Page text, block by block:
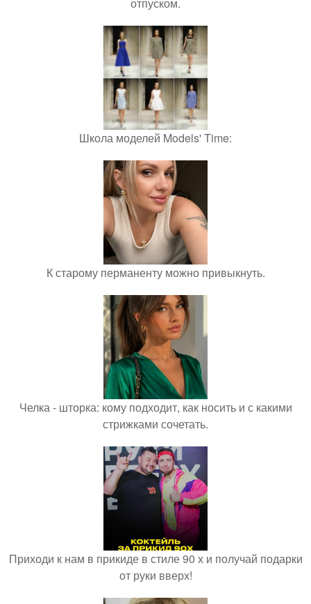
отпуском.
Школа моделей Models' Time:
К старому перманенту можно привыкнуть.
Челка - шторка: кому подходит, как носить и с какими
стрижками сочетать.
Приходи к нам в прикиде в стиле 90 х и получай подарки
от руки вверх!